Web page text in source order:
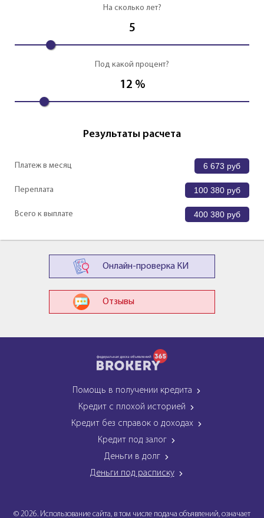
На сколько лет?
5
Под какой процент?
12 %
Результаты расчета
Платеж в месяц 6 673 руб
Переплата 100 380 руб
Всего к выплате 400 380 руб
Онлайн-проверка КИ
Отзывы
Помощь в получении кредита
Кредит с плохой историей
Кредит без справок о доходах
Кредит под залог
Деньги в долг
Деньги под расписку
© 2026. Использование сайта, в том числе подача объявлений, означает